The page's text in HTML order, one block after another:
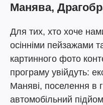
Манява,
Для тих, хто хоче
осінніми пейзажами
картинного фото
програму увійдуть:
Маняві, поселення в
автомобільний